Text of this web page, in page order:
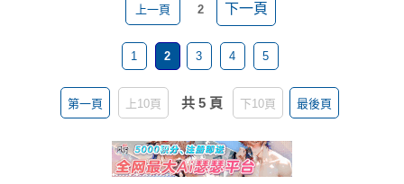
上一頁 2 下一頁
1 2 3 4 5
第一頁 上10頁 共 5 頁 下10頁 最後頁